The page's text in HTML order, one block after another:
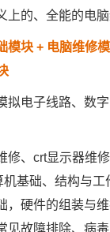
上的、全能的电
模块 + 电脑维修
拟电子线路、数
修、 crt显示器维修
机基础、结构与工
硬件的组装与
见故障排除、病毒